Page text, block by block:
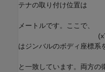
テナの取り付け位置は
メートルです。ここで、
(x
はジンバルのボディ座標系
と一致しています。両方の